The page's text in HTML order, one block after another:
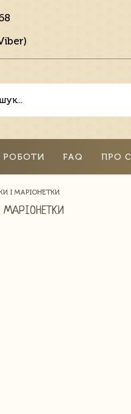
РОБОТИ FAQ ПРО
І МАРІОНЕТКИ